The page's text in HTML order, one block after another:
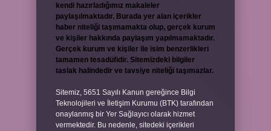
kendi hazırladığımız makaleler
paylaşılmaktadır. Burada yer alan içerikler
haber niteliği taşımamakta olup, gerçek kurum
ve kişiler hakkında paylaşım yapılmamaktadır.
Gerçek kurum ve kişiler ile isim benzerlikleri
tamamen tesadüfidir. Sitemizdeki bilgiler
taslak halindedir ve tavsiye niteliği taşımazlar.
Sitemiz, 5651 Sayılı Kanun gereğince Bilgi
Teknolojileri ve İletişim Kurumu (BTK) tarafından
onaylanmış bir Yer Sağlayıcı olarak hizmet
vermektedir. Bu nedenle, sitedeki içerikleri